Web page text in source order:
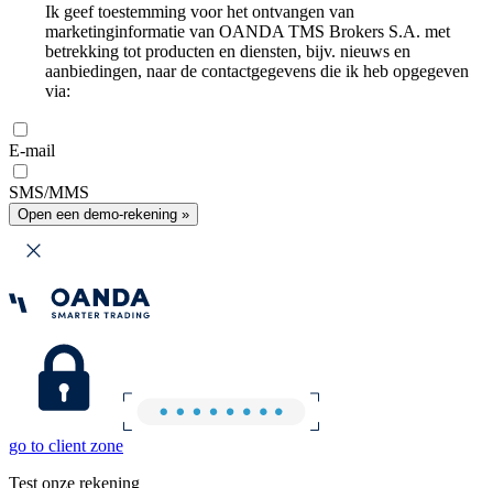
Ik geef toestemming voor het ontvangen van
marketinginformatie van OANDA TMS Brokers S.A. met
betrekking tot producten en diensten, bijv. nieuws en
aanbiedingen, naar de contactgegevens die ik heb opgegeven
via:
E-mail
SMS/MMS
Open een demo-rekening »
go to client zone
Test onze rekening